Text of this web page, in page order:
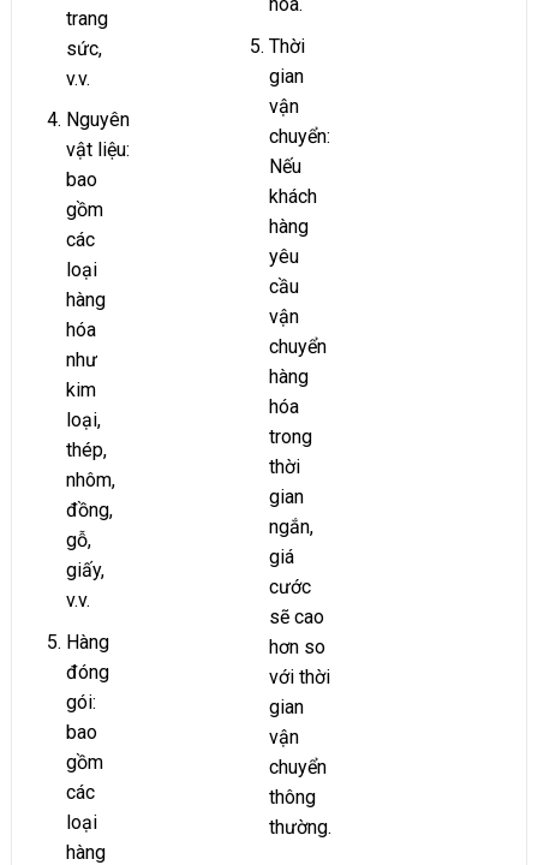
trang
sức,
v.v.
Nguyên
vật liệu:
bao
gồm
các
loại
hàng
hóa
như
kim
loại,
thép,
nhôm,
đồng,
gỗ,
giấy,
v.v.
Hàng
đóng
gói:
bao
gồm
các
loại
hàng
hóa.
Thời
gian
vận
chuyển:
Nếu
khách
hàng
yêu
cầu
vận
chuyển
hàng
hóa
trong
thời
gian
ngắn,
giá
cước
sẽ cao
hơn so
với thời
gian
vận
chuyển
thông
thường.